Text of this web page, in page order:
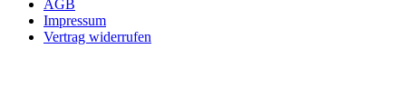
AGB
Impressum
Vertrag widerrufen